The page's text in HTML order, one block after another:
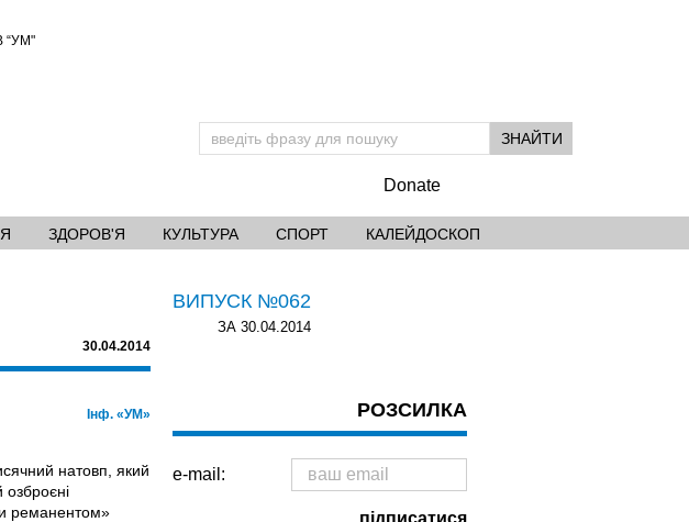
“УМ"
Donate
ЗДОРОВ'Я КУЛЬТУРА СПОРТ КАЛЕЙДОСКОП
30.04.2014
Інф. «УМ»
натовп, який
озброєні
реманентом»
ВИПУСК №062
ЗА 30.04.2014
РОЗСИЛКА
e-mail: